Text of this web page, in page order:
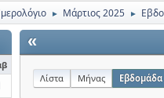
► Μάρτιος 2025 ►
«
Λίστα Μήνας Εβδομάδα